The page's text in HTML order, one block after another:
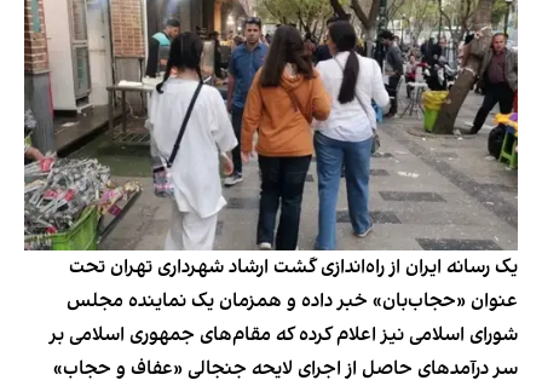
یک رسانه ایران از راه‌اندازی گشت ارشاد شهرداری تهران تحت
عنوان «حجاب‌بان» خبر داده و همزمان یک نماینده مجلس
شورای اسلامی نیز اعلام کرده که مقام‌های جمهوری اسلامی بر
سر درآمدهای حاصل از اجرای لایحه جنجالی «عفاف و حجاب»